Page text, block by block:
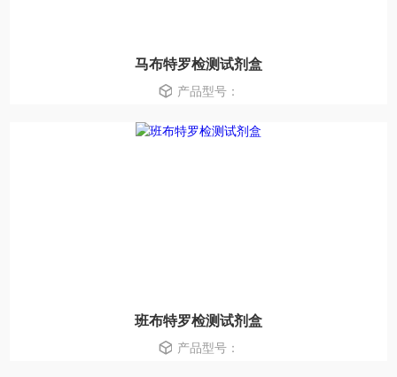
马布特罗检测试剂盒
产品型号：
班布特罗检测试剂盒
产品型号：